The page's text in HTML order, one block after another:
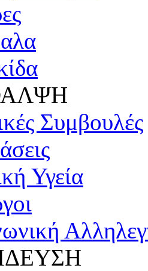
Συμβουλές
Υγεία